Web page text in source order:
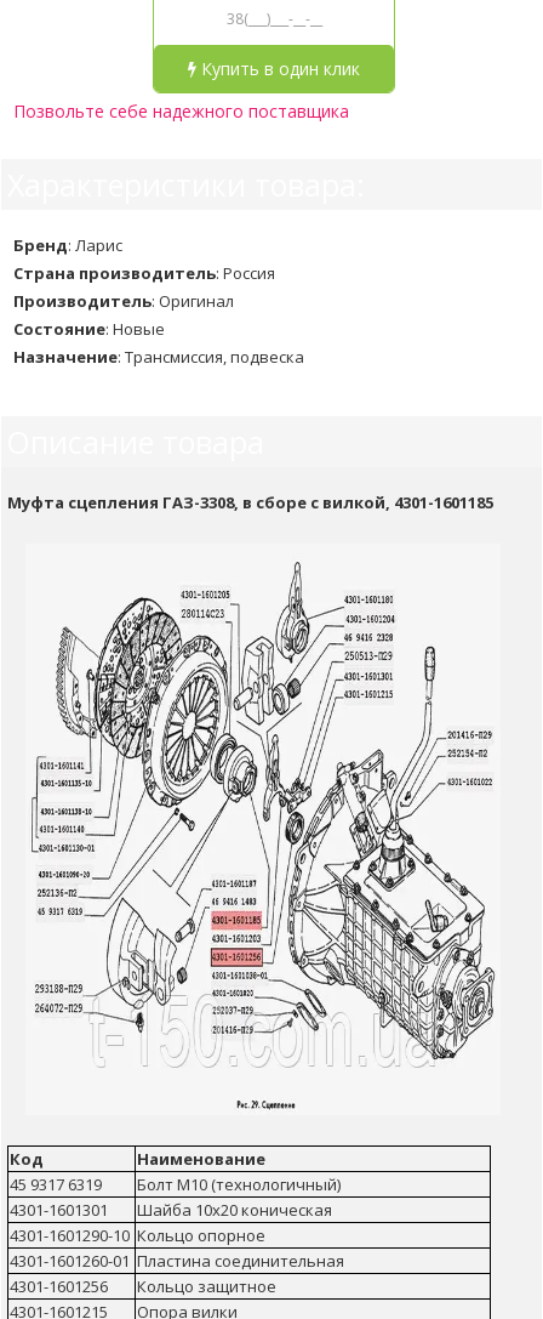
Купить в один клик
Позвольте себе надежного поставщика
Бренд: Ларис
Страна производитель: Россия
Производитель: Оригинал
Состояние: Новые
Назначение: Трансмиссия, подвеска
Муфта сцепления ГАЗ-3308, в сборе с вилкой, 4301-1601185
Код
Наименование
45 9317 6319
Болт М10 (технологичный)
4301-1601301
Шайба 10х20 коническая
4301-1601290-10 Кольцо опорное
4301-1601260-01 Пластина соединительная
4301-1601256
Кольцо защитное
4301-1601215
Опора вилки